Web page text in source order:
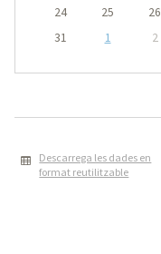
24
25 26
31
1 2
Descarrega les dades en
format reutilitzable